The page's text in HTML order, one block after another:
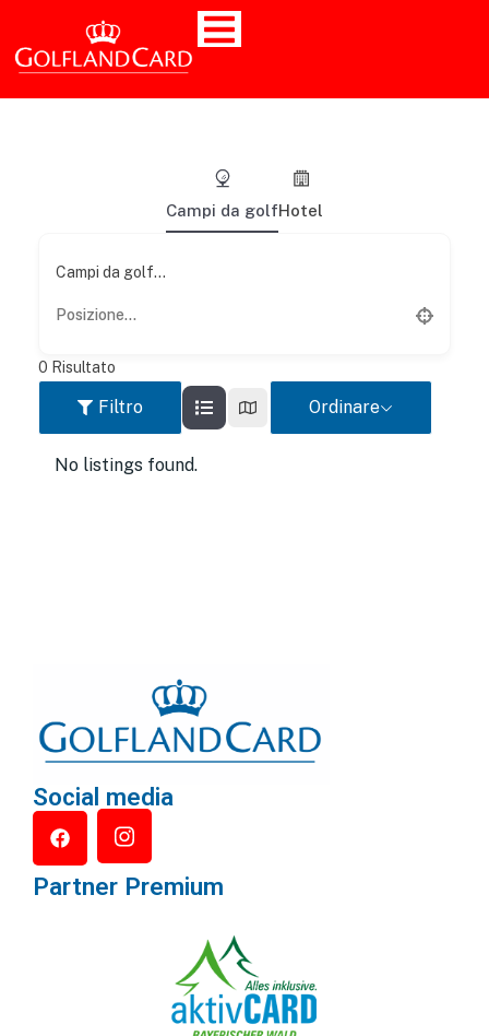
Campi da golfHotel
Campi da golf...
0 Risultato
Filtro Ordinare
No listings found.
Social media
Partner Premium